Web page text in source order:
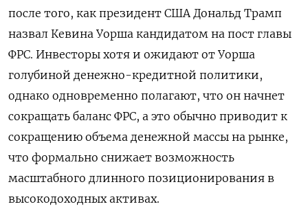
после ‍того, как президент США Дональд Трамп
назвал Кевина Уорша кандидатом на пост главы
ФРС. Инвесторы хотя и ожидают от Уорша
голубиной денежно-кредитной политики,
однако одновременно полагают, что он начнет
сокращать баланс ФРС, ‍а это обычно приводит к
сокращению объема денежной массы на рынке,
что формально снижает возможность
масштабного длинного позиционирования в
высокодоходных активах.